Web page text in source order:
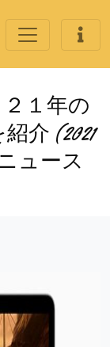
１年の
介 (2021
ュース